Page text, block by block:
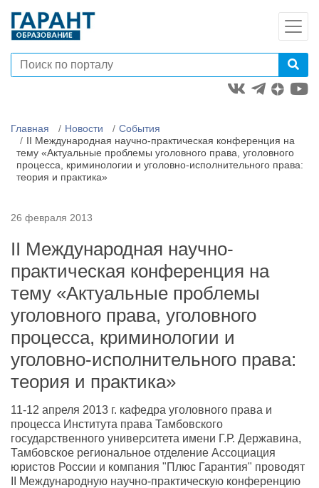
Главная Новости
События
II Международная научно-практическая конференция на
тему «Актуальные проблемы уголовного права, уголовного
процесса, криминологии и уголовно-исполнительного права:
теория и практика»
26 февраля 2013
II Международная научно-
практическая конференция на
тему «Актуальные проблемы
уголовного права, уголовного
процесса, криминологии и
уголовно-исполнительного права:
теория и практика»
11-12 апреля 2013 г. кафедра уголовного права и
процесса Института права Тамбовского
государственного университета имени Г.Р. Державина,
Тамбовское региональное отделение Ассоциация
юристов России и компания "Плюс Гарантия" проводят
II Международную научно-практическую конференцию